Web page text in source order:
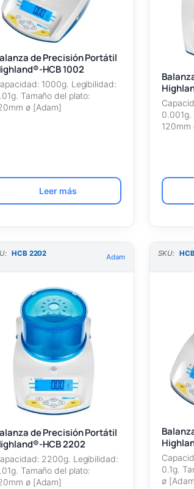
de Precisión Portátil
HCB 1002
1000g. Legibilidad:
Tamaño del plato:
ø [Adam]
Leer más
0.001g.
120mm
HCB 2202 Adam
de Precisión Portátil
HCB 2202
2200g. Legibilidad:
Tamaño del plato:
ø [Adam]
SKU:
0.1g.
ø